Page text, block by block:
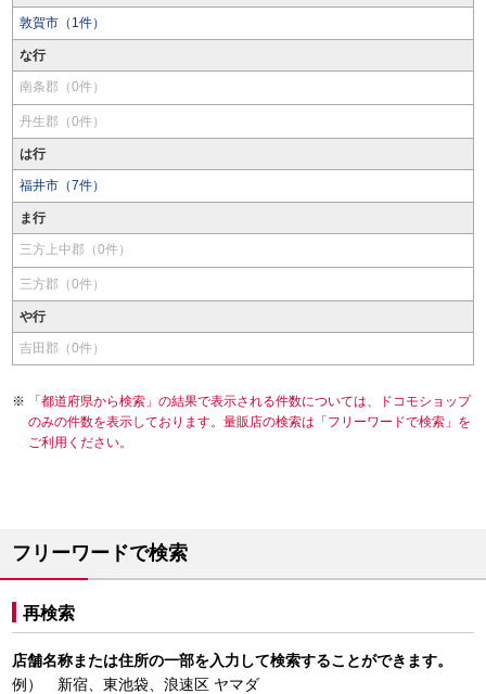
敦賀市（1件）
な行
南条郡（0件）
丹生郡（0件）
は行
福井市（7件）
ま行
三方上中郡（0件）
三方郡（0件）
や行
吉田郡（0件）
「都道府県から検索」の結果で表示される件数については、ドコモショップ
のみの件数を表示しております。量販店の検索は「フリーワードで検索」を
ご利用ください。
フリーワードで検索
再検索
店舗名称または住所の一部を入力して検索することができます。
例） 新宿、東池袋、浪速区 ヤマダ